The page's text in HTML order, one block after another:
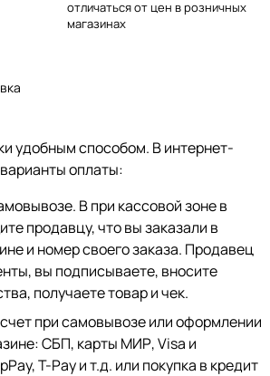
отличаться от цен в розничных
магазинах
удобным способом. В интернет-
оплаты:
В при кассовой зоне в
продавцу, что вы заказали в
и номер своего заказа. Продавец
вы подписываете, вносите
получаете товар и чек.
при самовывозе или оформлении
СБП, карты МИР, Visa и
Т-Pay и т.д. или покупка в кредит